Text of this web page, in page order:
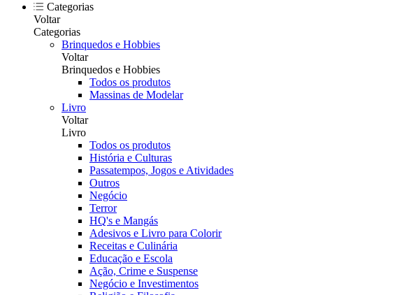
Categorias
Voltar
Categorias
Brinquedos e Hobbies
Voltar
Brinquedos e Hobbies
Todos os produtos
Massinas de Modelar
Livro
Voltar
Livro
Todos os produtos
História e Culturas
Passatempos, Jogos e Atividades
Outros
Negócio
Terror
HQ's e Mangás
Adesivos e Livro para Colorir
Receitas e Culinária
Educação e Escola
Ação, Crime e Suspense
Negócio e Investimentos